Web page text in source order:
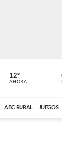
A LA GRAN
ABC CARDINAL
12º
AHORA
ABC RURAL JUEGOS